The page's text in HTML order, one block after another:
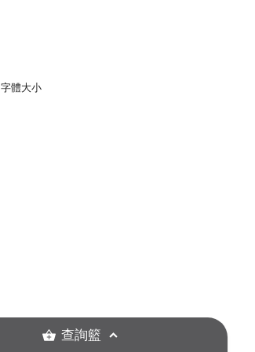
字體大小
查詢籃